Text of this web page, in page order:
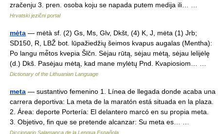
zračenju 3. pren. osoba koju se napada putem medija ili… …
Hrvatski jezični portal
mėta — mėtà sf. (2) Gs, Ms, Glv, Dkšt, (4) K, J, mėta (1) Jrb;
SD150, R, LBŽ bot. lūpažiedžių šeimos kvapus augalas (Mentha):
Po langu mė̃tos kvepia Šlčn. Sėjau rūtą, sėjau mėtą, sėjau lelijėlę
(d.) Dkš. Pasėjau mėtą, kad mane mylėtų Pnd. Kvapiosiom… …
Dictionary of the Lithuanian Language
meta — sustantivo femenino 1. Línea de llegada donde acaba una
carrera deportiva: La meta de la maratón está situada en la plaza.
2. Área: deporte Portería: El delantero marcó en su propia meta.
3. Objetivo, fin que se pretende alcanzar: Su meta es… …
Diccionario Salamanca de la Lengua Española